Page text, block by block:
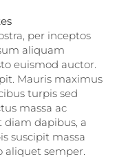
per inceptos
aliquam
euismod auctor.
Mauris maximus
turpis sed
massa ac
dapibus, a
suscipit massa
aliquet semper.